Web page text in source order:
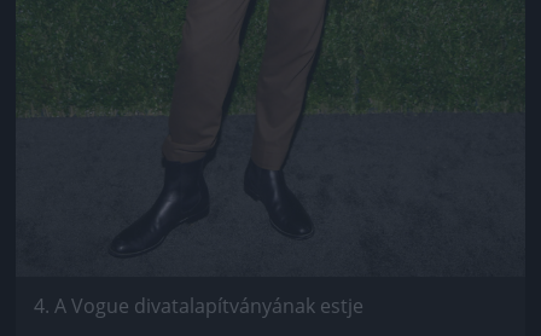
4. A Vogue divatalapítványának estje